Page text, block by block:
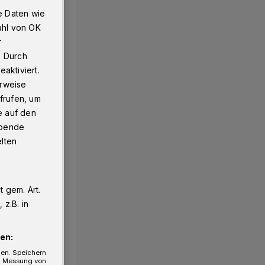
Daten wie
von OK
Durch
um
auf den
gem. Art.
z.B. in
Speichern
von